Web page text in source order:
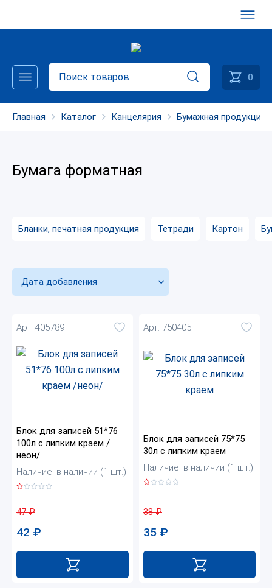
0
Главная Каталог Канцелярия Бумажная продукция
Бумага форматная
Бланки, печатная продукция Тетради Картон
Дата добавления
Арт. 405789
Блок для записей 51*76
100л с липким краем /
неон/
Наличие: в наличии (1 шт.)
47₽
42 ₽
Арт. 750405
Блок для записей 75*75
30л с липким краем
Наличие: в наличии (1 шт.)
38₽
35 ₽